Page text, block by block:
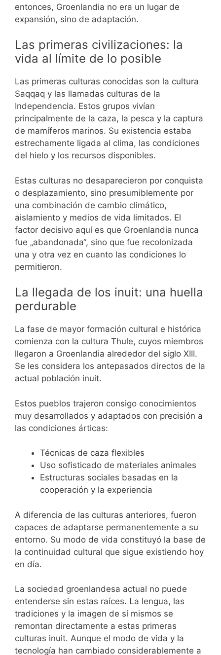
entonces, Groenlandia no era un lugar de
expansión, sino de adaptación.
Las primeras civilizaciones: la
vida al límite de lo posible
Las primeras culturas conocidas son la cultura
Saqqaq y las llamadas culturas de la
Independencia. Estos grupos vivían
principalmente de la caza, la pesca y la captura
de mamíferos marinos. Su existencia estaba
estrechamente ligada al clima, las condiciones
del hielo y los recursos disponibles.
Estas culturas no desaparecieron por conquista
o desplazamiento, sino presumiblemente por
una combinación de cambio climático,
aislamiento y medios de vida limitados. El
factor decisivo aquí es que Groenlandia nunca
fue „abandonada“, sino que fue recolonizada
una y otra vez en cuanto las condiciones lo
permitieron.
La llegada de los inuit: una huella
perdurable
La fase de mayor formación cultural e histórica
comienza con la cultura Thule, cuyos miembros
llegaron a Groenlandia alrededor del siglo XIII.
Se les considera los antepasados directos de la
actual población inuit.
Estos pueblos trajeron consigo conocimientos
muy desarrollados y adaptados con precisión a
las condiciones árticas:
Técnicas de caza flexibles
Uso sofisticado de materiales animales
Estructuras sociales basadas en la
cooperación y la experiencia
A diferencia de las culturas anteriores, fueron
capaces de adaptarse permanentemente a su
entorno. Su modo de vida constituyó la base de
la continuidad cultural que sigue existiendo hoy
en día.
La sociedad groenlandesa actual no puede
entenderse sin estas raíces. La lengua, las
tradiciones y la imagen de sí mismos se
remontan directamente a estas primeras
culturas inuit. Aunque el modo de vida y la
tecnología han cambiado considerablemente a